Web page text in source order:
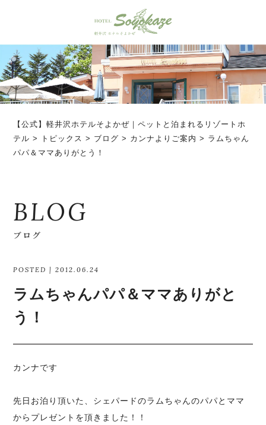
【公式】軽井沢ホテルそよかぜ｜ペットと泊まれるリゾートホ
テル > トピックス > ブログ > カンナよりご案内 > ラムちゃん
パパ＆ママありがとう！
BLOG
ブログ
POSTED | 2012.06.24
ラムちゃんパパ＆ママありがと
う！
カンナです
先日お泊り頂いた、シェパードのラムちゃんのパパとママ
からプレゼントを頂きました！！